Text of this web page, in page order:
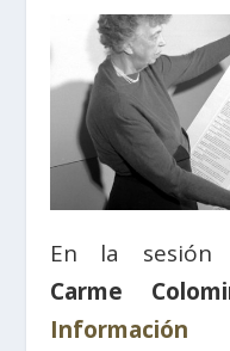
En la sesión
Carme